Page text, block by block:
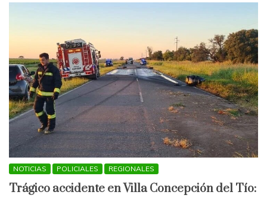
NOTICIAS POLICIALES REGIONALES
Trágico accidente en Villa Concepción del Tío: